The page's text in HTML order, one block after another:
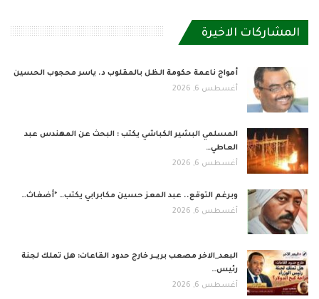
المشاركات الاخيرة
أمواج ناعمة حكومة الظل بالمقلوب د. ياسر محجوب الحسين
أغسطس 6, 2026
المسلمي البشير الكباشي يكتب : البحث عن المهندس عبد
العاطي…
أغسطس 6, 2026
وبرغم التوقع.. عبد المعز حسين مكابرابي يكتب… *أضغاث…
أغسطس 6, 2026
البعد_الاخر مصعب بريــر خارج حدود القاعات: هل تملك لجنة
رئيس…
أغسطس 6, 2026